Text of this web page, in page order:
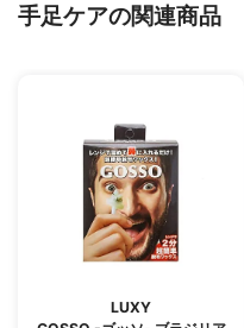
手足ケアの関連商品
LUXY